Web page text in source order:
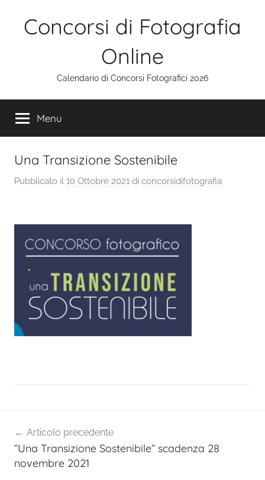
Concorsi di Fotografia
Online
Calendario di Concorsi Fotografici 2026
Menu
Una Transizione Sostenibile
Pubblicato il 10 Ottobre 2021 di concorsidifotografia
articoli
Articolo precedente
“Una Transizione Sostenibile” scadenza 28
novembre 2021